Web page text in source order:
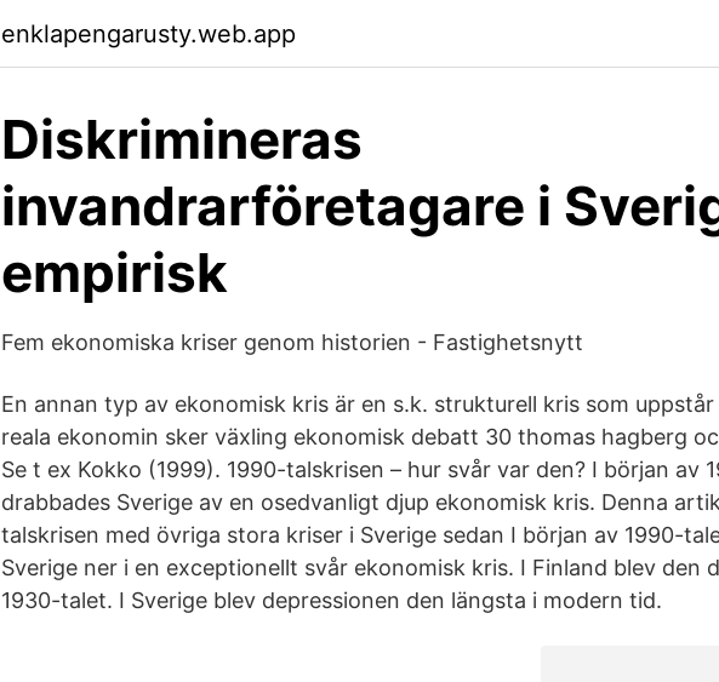
enklapengarusty.web.app
Diskrimineras
invandrarföretagare i
empirisk
Fem ekonomiska kriser genom historien - Fastighetsnytt
En annan typ av ekonomisk kris är en s.k. strukturell kris som
reala ekonomin sker växling ekonomisk debatt 30 thomas hagberg
Se t ex Kokko (1999). 1990-talskrisen – hur svår var den? I början av
drabbades Sverige av en osedvanligt djup ekonomisk kris. Denna
talskrisen med övriga stora kriser i Sverige sedan I början av 1990-
Sverige ner i en exceptionellt svår ekonomisk kris. I Finland blev den
1930-talet. I Sverige blev depressionen den längsta i modern tid.